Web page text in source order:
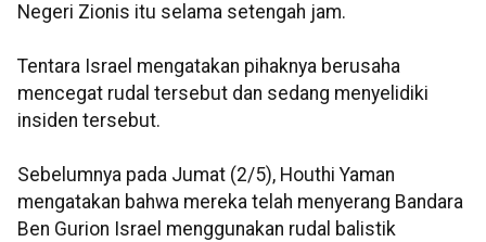
Negeri Zionis itu selama setengah jam.
Tentara Israel mengatakan pihaknya berusaha
mencegat rudal tersebut dan sedang menyelidiki
insiden tersebut.
Sebelumnya pada Jumat (2/5), Houthi Yaman
mengatakan bahwa mereka telah menyerang Bandara
Ben Gurion Israel menggunakan rudal balistik